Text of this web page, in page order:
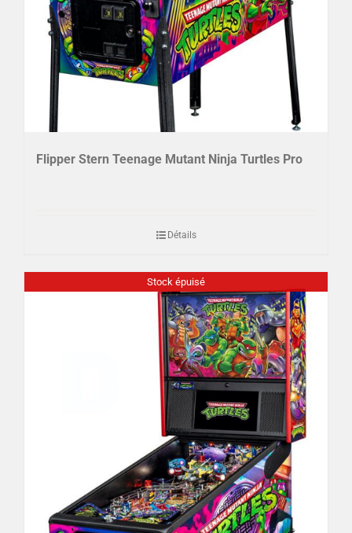
Flipper Stern Teenage Mutant Ninja Turtles Pro
Détails
Stock épuisé